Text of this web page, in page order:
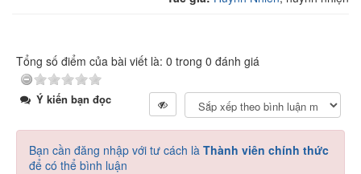
Tổng số điểm của bài viết là: 0 trong 0 đánh giá
Ý kiến bạn đọc
Bạn cần đăng nhập với tư cách là Thành viên chính thức
để có thể bình luận